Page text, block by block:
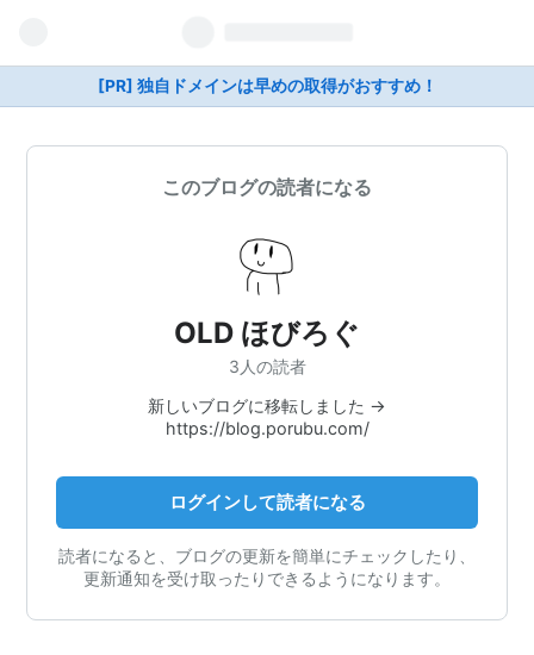
[PR] 独自ドメインは早めの取得がおすすめ！
このブログの読者になる
OLD ほびろぐ
3人の読者
新しいブログに移転しました →
https://blog.porubu.com/
ログインして読者になる
読者になると、ブログの更新を簡単にチェックしたり、
更新通知を受け取ったりできるようになります。